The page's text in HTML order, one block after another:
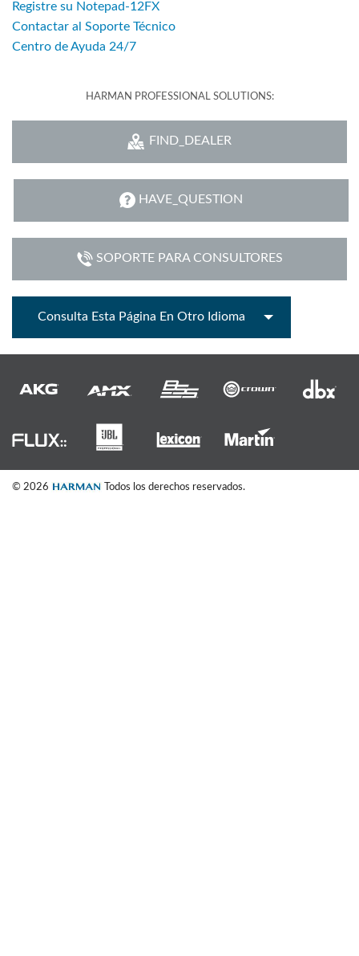
Registre su Notepad-12FX
Contactar al Soporte Técnico
Centro de Ayuda 24/7
HARMAN PROFESSIONAL SOLUTIONS:
FIND_DEALER
HAVE_QUESTION
SOPORTE PARA CONSULTORES
Consulta Esta Página En Otro Idioma
© 2026 Todos los derechos reservados.